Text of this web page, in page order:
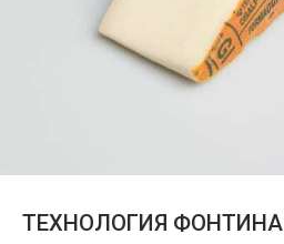
ТЕХНОЛОГИЯ ФОНТИНА